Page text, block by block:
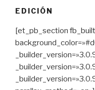
EDICIÓN
[et_pb_section